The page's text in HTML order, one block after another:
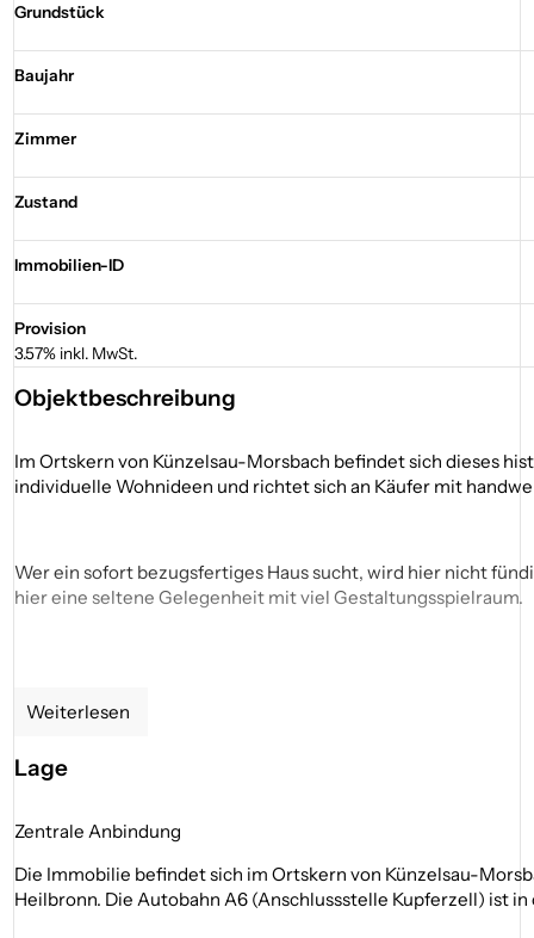
Grundstück
Baujahr
Zimmer
Zustand
Immobilien-ID
Provision
3.57% inkl. MwSt.
Objektbeschreibung
Im Ortskern von Künzelsau-Morsbach befindet sich dieses
individuelle Wohnideen und richtet sich an Käufer mit
Wer ein sofort bezugsfertiges Haus sucht, wird hier nicht
hier eine seltene Gelegenheit mit viel Gestaltungsspielraum.
Holzelemente sowie der charaktervolle Gewölbekeller
Anschlüsse für eine Küche sowie vorbereitete Flächen für
Außenbereich mit einer einfacher Überdachung.
Weiterlesen
Lage
Zentrale Anbindung
Die Immobilie befindet sich im Ortskern von Künzelsau-
Heilbronn. Die Autobahn A6 (Anschlussstelle Kupferzell) ist